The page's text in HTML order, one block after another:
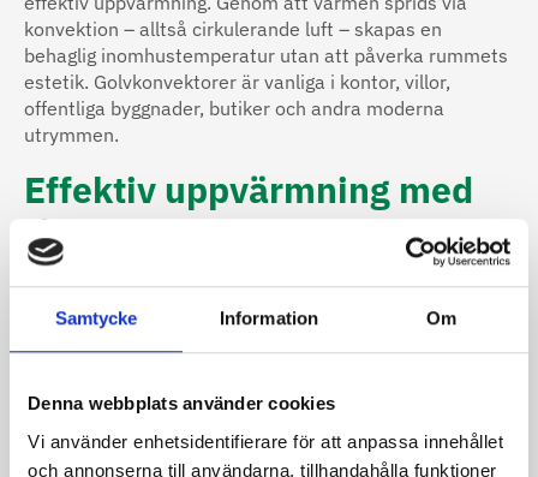
Samtycke Information Om
Denna webbplats använder cookies
Vi använder enhetsidentifierare för att anpassa innehållet
och annonserna till användarna, tillhandahålla funktioner
konvektion – alltså cirkulerande luft – skapas en
behaglig inomhustemperatur utan att påverka rummets
estetik. Golvkonvektorer är vanliga i kontor, villor,
offentliga byggnader, butiker och andra moderna
utrymmen.
Effektiv uppvärmning med
låg energiförbrukning
Våra golvkonvektorer är utvecklade för att fungera med
energieffektiva och kompatibla med moderna
värmesystem såsom värmepumpar. Trots sin låga profil
dem till ett utmärkt alternativ när traditionella
radiatorer inte passar eller tar för mycket plats.